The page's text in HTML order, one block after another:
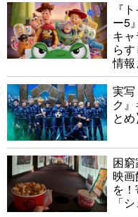
『
ー5
キ
ら
情報
実写
ク
とめ
困
映画
を
「